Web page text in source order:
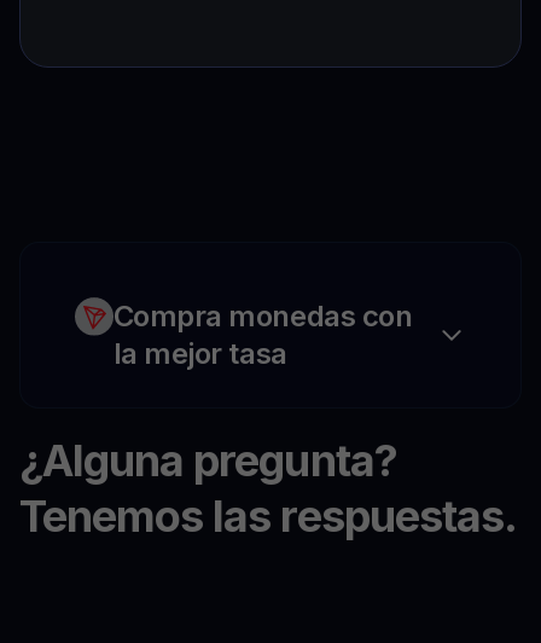
Compra monedas con
la mejor tasa
¿Alguna pregunta?
Tenemos las respuestas.